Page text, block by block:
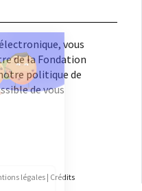
vous
de la Fondation
politique de
de vous
légales | Crédits